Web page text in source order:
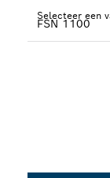
Selecteer een